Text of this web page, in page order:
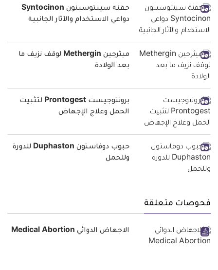
حقنة سينتوسينون Syntocinon
دواعي الاستخدام والآثار الجانبية
ميثرجين Methergin لوقف نزيف ما
بعد الولادة
برونتوجيست Prontogest لتثبيت
الحمل وعلاج الإجهاض
حبوب دوفاستون Duphaston للدورة
وللحمل
فحوصات متعلقة
الاجهاض الدوائي Medical Abortion